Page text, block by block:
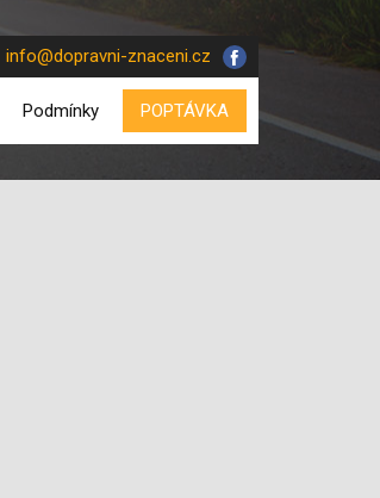
info@dopravni-znaceni.cz
POPTÁVKA
Podmínky